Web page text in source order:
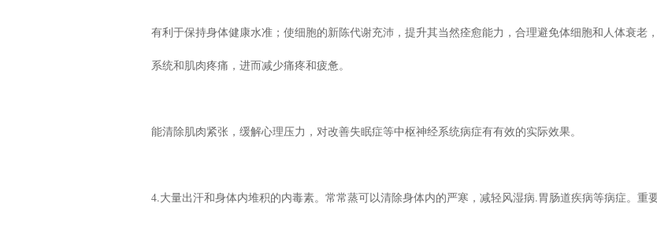
有利于保持身体健康水准；使细胞的新陈代谢充沛，提升其当然痊愈能力，合理避免体细胞和人体衰老
系统和肌肉疼痛，进而减少痛疼和疲惫。
能清除肌肉紧张，缓解心理压力，对改善失眠症等中枢神经系统病症有有效的实际效果。
4.大量出汗和身体内堆积的内毒素。常常蒸可以清除身体内的严寒，减轻风湿病.胃肠道疾病等病症。重